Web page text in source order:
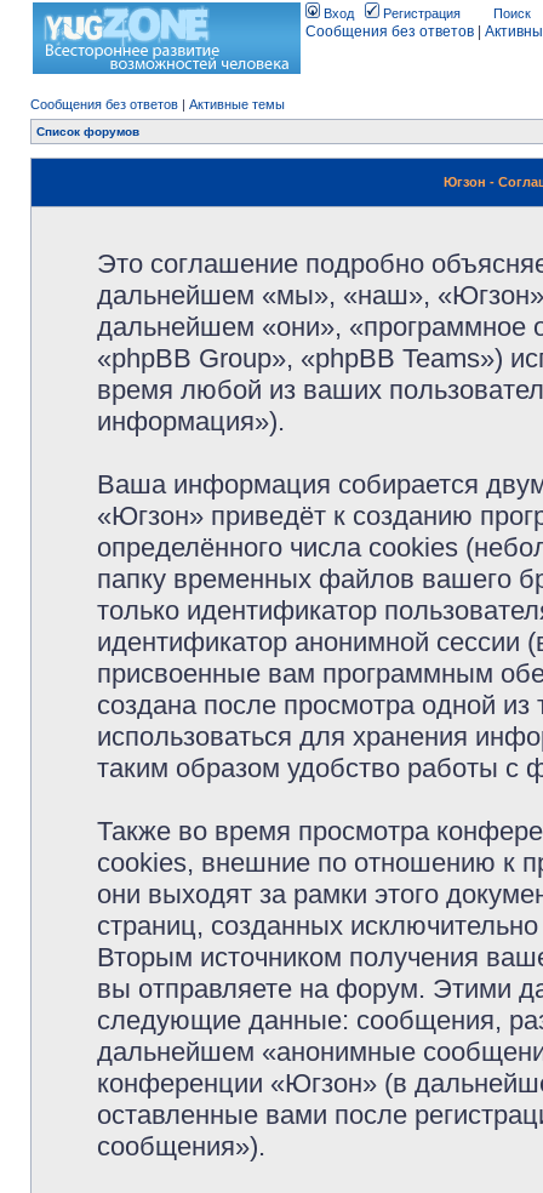
Вход Регистрация Поиск
Сообщения без ответов
Сообщения без ответов | Активные темы
Список форумов
Югзон -
Это соглашение подробно
дальнейшем «мы», «наш»,
дальнейшем «они», «программное
«phpBB Group», «phpBB Teams»)
время любой из ваших
информация»).
Ваша информация собирается
«Югзон» приведёт к созданию
определённого числа cookies
папку временных файлов вашего
только идентификатор
идентификатор анонимной сессии
присвоенные вам программным
создана после просмотра одной
использоваться для хранения
таким образом удобство работы с
Также во время просмотра
cookies, внешние по отношению к
они выходят за рамки этого
страниц, созданных
Вторым источником получения
вы отправляете на форум. Этими
следующие данные: сообщения,
дальнейшем «анонимные
конференции «Югзон» (в
оставленные вами после
сообщения»).